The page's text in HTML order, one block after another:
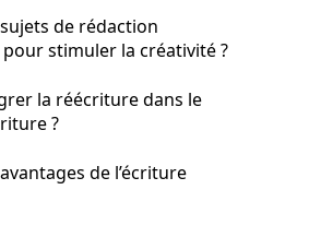
de rédaction
stimuler la créativité ?
la réécriture dans le
?
de l’écriture